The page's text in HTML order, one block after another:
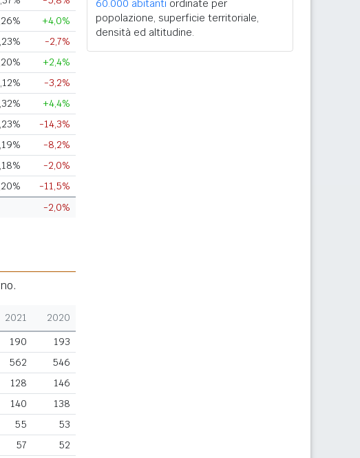
+4,0%
-2,7%
+2,4%
-3,2%
+4,4%
-14,3%
-8,2%
-2,0%
-11,5%
-2,0%
2021
2020
190
193
562
546
128
146
140
138
55
53
57
52
60.000 abitanti ordinate per
popolazione, superficie territoriale,
densità ed altitudine.